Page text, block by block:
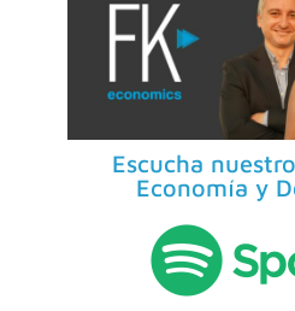
Escucha
Economía y